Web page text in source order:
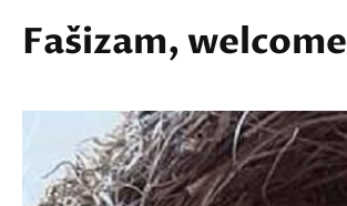
Fašizam, welcome